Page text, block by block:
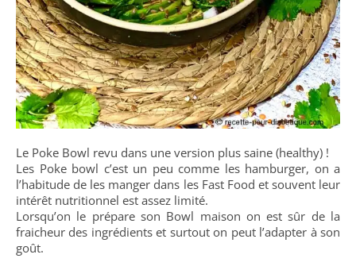
Le Poke Bowl revu dans une version plus saine (healthy) !
Les Poke bowl c’est un peu comme les hamburger, on a
l’habitude de les manger dans les Fast Food et souvent leur
intérêt nutritionnel est assez limité.
Lorsqu’on le prépare son Bowl maison on est sûr de la
fraicheur des ingrédients et surtout on peut l’adapter à son
goût.